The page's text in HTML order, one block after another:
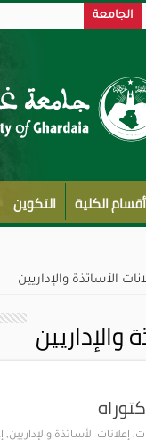
الجامعة
أقسام الكلية التكوين
الأساتذة والإداريين
والإداريين
, إعلانات الأساتذة والإداريين,